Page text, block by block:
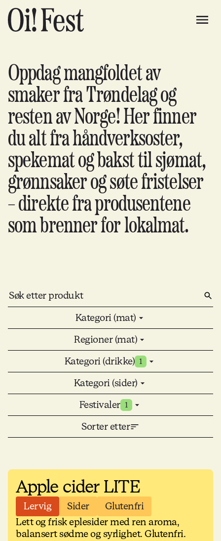
Oppdag mangfoldet av
smaker fra Trøndelag og
resten av Norge! Her finner
du alt fra håndverksoster,
spekemat og bakst til sjømat,
grønnsaker og søte fristelser
– direkte fra produsentene
som brenner for lokalmat.
Kategori (mat)
Regioner (mat)
Kategori (drikke) 1
Kategori (sider)
Festivaler 1
Sorter etter
Apple cider LITE
Lervig Sider
Glutenfri
Lett og frisk eplesider med ren aroma,
balansert sødme og syrlighet. Glutenfri.